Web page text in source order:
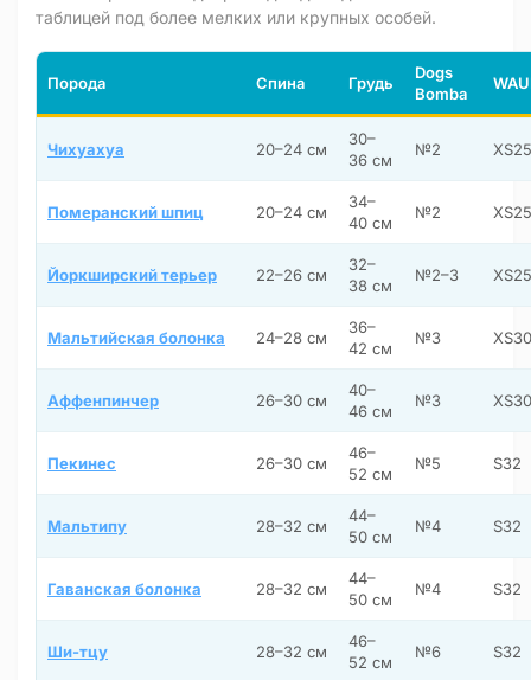
таблицей под более мелких или крупных особей.
Порода Спина Грудь
Dogs
Bomba
Чихуахуа 20–24 см
30–
36 см
№2 XS25
Померанский шпиц 20–24 см
34–
40 см
№2 XS25
Йоркширский терьер 22–26 см
32–
38 см
№2–3 XS25
Мальтийская болонка 24–28 см
36–
42 см
№3 XS30
Аффенпинчер 26–30 см
40–
46 см
№3 XS30
Пекинес 26–30 см
46–
52 см
№5 S32
Мальтипу 28–32 см
44–
50 см
№4 S32
Гаванская болонка 28–32 см
44–
50 см
№4 S32
Ши-тцу 28–32 см
46–
52 см
№6 S32